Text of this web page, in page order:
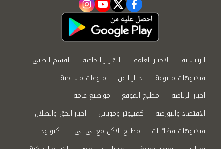
facebook
twitter
youtube
instagram
الرئيسية الاخبار العامة التقارير الخاصة
القسم الطبي
فيديوهات متنوعة
اخبار الفن
منوعات مسيحية
اخبار الرياضة
مطبخ الموقع
مواضيع عامة
الاقتصاد والبورصة
كمبيوتر وموبايل
اخبار الحق والضلال
فيديوهات فضائيات
مطبخ الاكل مع لى لى
تكنولوجيا